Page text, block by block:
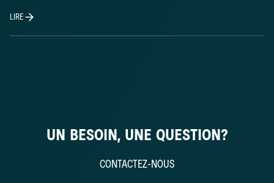
LIRE
UN BESOIN, UNE QUESTION?
CONTACTEZ-NOUS